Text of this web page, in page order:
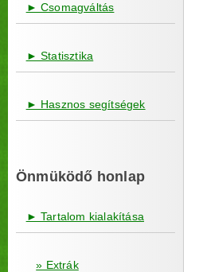
► Csomagváltás
► Statisztika
► Hasznos segítségek
Önmüködő honlap
► Tartalom kialakítása
» Extrák